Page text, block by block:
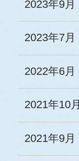
2023年9月
2023年7月
2022年6月
2021年10月
2021年9月